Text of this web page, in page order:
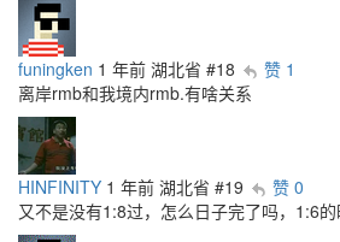
funingken 1 年前 湖北省 #18
赞 1
离岸rmb和我境内rmb.有啥关系
HINFINITY 1 年前 湖北省 #19
赞 0
又不是没有1:8过，怎么日子完了吗，1:6